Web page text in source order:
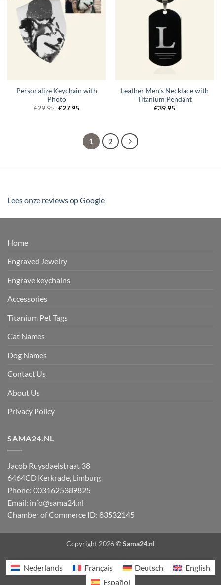
Personalize Keychain with
Photo
€29.95 Original
€27.95Current
Leather Men’s Necklace with
Titanium Pendant
€39.95
1 2
Lees onze reviews op Google
Home
Engraved Jewelry
Engrave keychains
Accessories
Titanium Pet Tags
Cat Names
Dog Names
Contact Us
About Us
Privacy Policy
SAMA24.NL
Jacob Ruysdaelstraat 38
6464CD Kerkrade, Limburg
Phone: 0031625389825
Email: info@sama24.nl
Chamber of Commerce ID: 83532145
Copyright 2026 ©Sama24.nl
Nederlands Français Deutsch
English
Español